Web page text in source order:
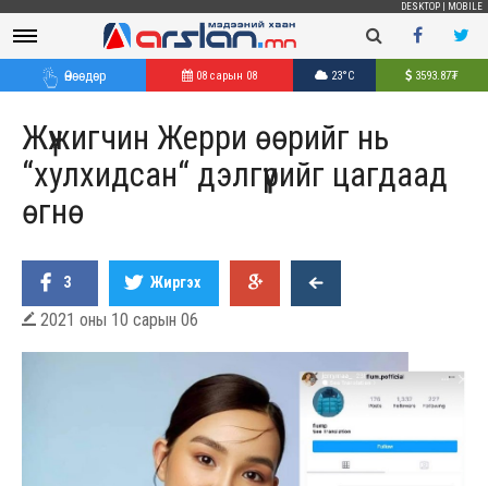
DESKTOP MOBILE
Өнөөдөр 08 сарын 08 23°C 3593.87₮
Жүжигчин Жерри өөрийг нь
“хулхидсан“ дэлгүүрийг цагдаад
өгнө
3 Жиргэх
 2021 оны 10 сарын 06